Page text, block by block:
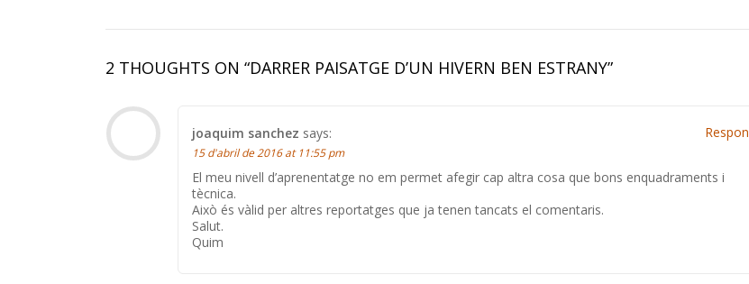
2 THOUGHTS ON “DARRER PAISATGE D’UN HIVERN BEN ESTRANY”
joaquim sanchez says:
15 d'abril de 2016 at 11:55 pm
El meu nivell d’aprenentatge no em permet afegir cap altra cosa que bons enquadraments i
tècnica.
Això és vàlid per altres reportatges que ja tenen tancats el comentaris.
Salut.
Quim
Respon